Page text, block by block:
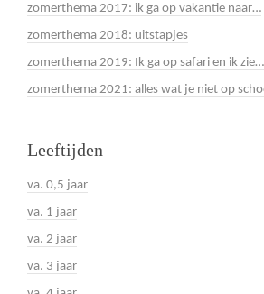
zomerthema 2017: ik ga op vakantie naar…
zomerthema 2018: uitstapjes
zomerthema 2019: Ik ga op safari en ik zie…
zomerthema 2021: alles wat je niet op
Leeftijden
va. 0,5 jaar
va. 1 jaar
va. 2 jaar
va. 3 jaar